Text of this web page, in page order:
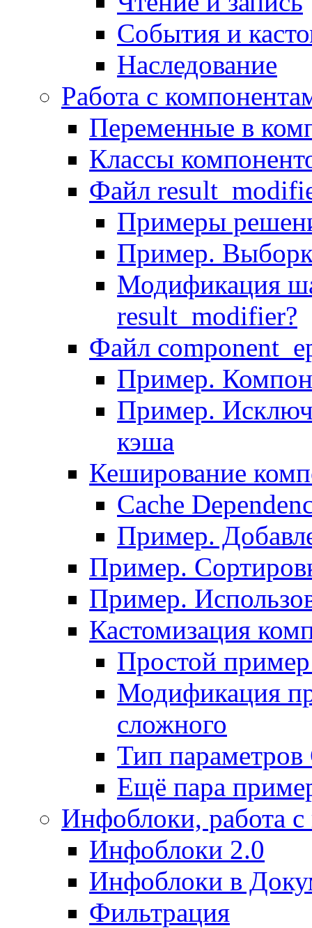
События и
Наследование
Работа с
Переменные в
Классы
Файл
Примеры
Пример.
Модификация
result_modifier?
Файл
Пример.
Пример.
кэша
Кеширование
Сache
Пример.
Пример.
Пример.
Кастомизация
Простой
Модификация
сложного
Тип
Ещё пара
Инфоблоки, работа
Инфоблоки 2.0
Инфоблоки в
Фильтрация